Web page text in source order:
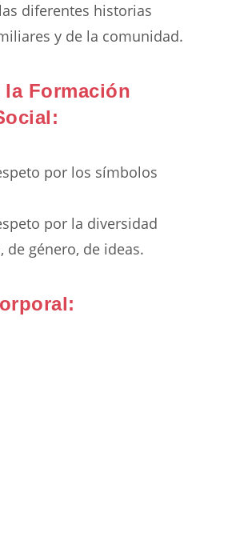
diferentes historias
y de la comunidad.
Formación
por los símbolos
por la diversidad
de género, de ideas.